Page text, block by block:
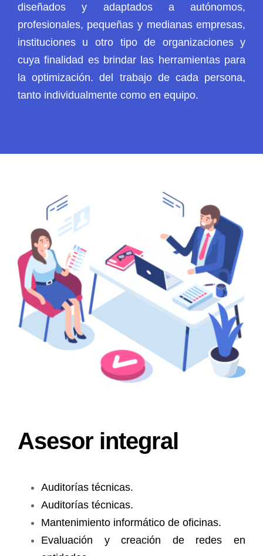
diseñados y adaptados a autónomos,
profesionales, pequeñas y medianas empresas,
instituciones u otro tipo de organizaciones y
cuya finalidad es brindar las herramientas para
la optimización. del trabajo de cada persona,
tanto individualmente como en equipo.
Asesor integral
Auditorías técnicas.
Auditorías técnicas.
Mantenimiento informático de oficinas.
Evaluación y creación de redes en